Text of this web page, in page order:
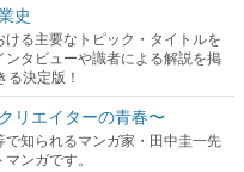
史
る主要なトピック・タイトルを
タビューや識者による解説を掲
決定版！
リエイターの青春〜
で知られるマンガ家・田中圭一先
ンガです。